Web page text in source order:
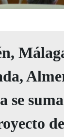
se
de